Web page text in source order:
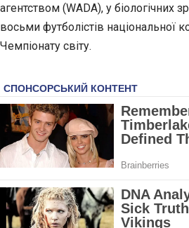
агентством (WADA), у біологічних
восьми футболістів національної
Чемпіонату світу.